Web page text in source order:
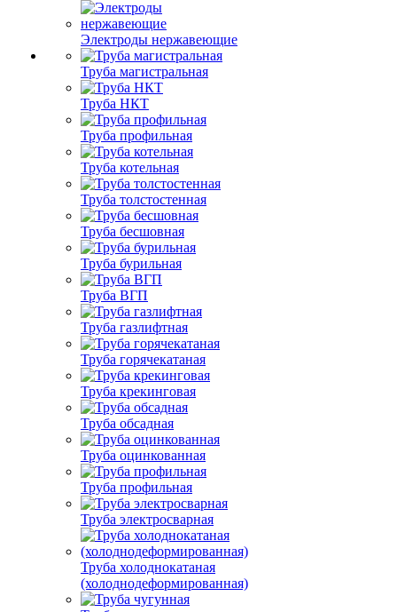
Электроды нержавеющие
Труба магистральная
Труба НКТ
Труба профильная
Труба котельная
Труба толстостенная
Труба бесшовная
Труба бурильная
Труба ВГП
Труба газлифтная
Труба горячекатаная
Труба крекинговая
Труба обсадная
Труба оцинкованная
Труба профильная
Труба электросварная
Труба холоднокатаная
(холоднодеформированная)